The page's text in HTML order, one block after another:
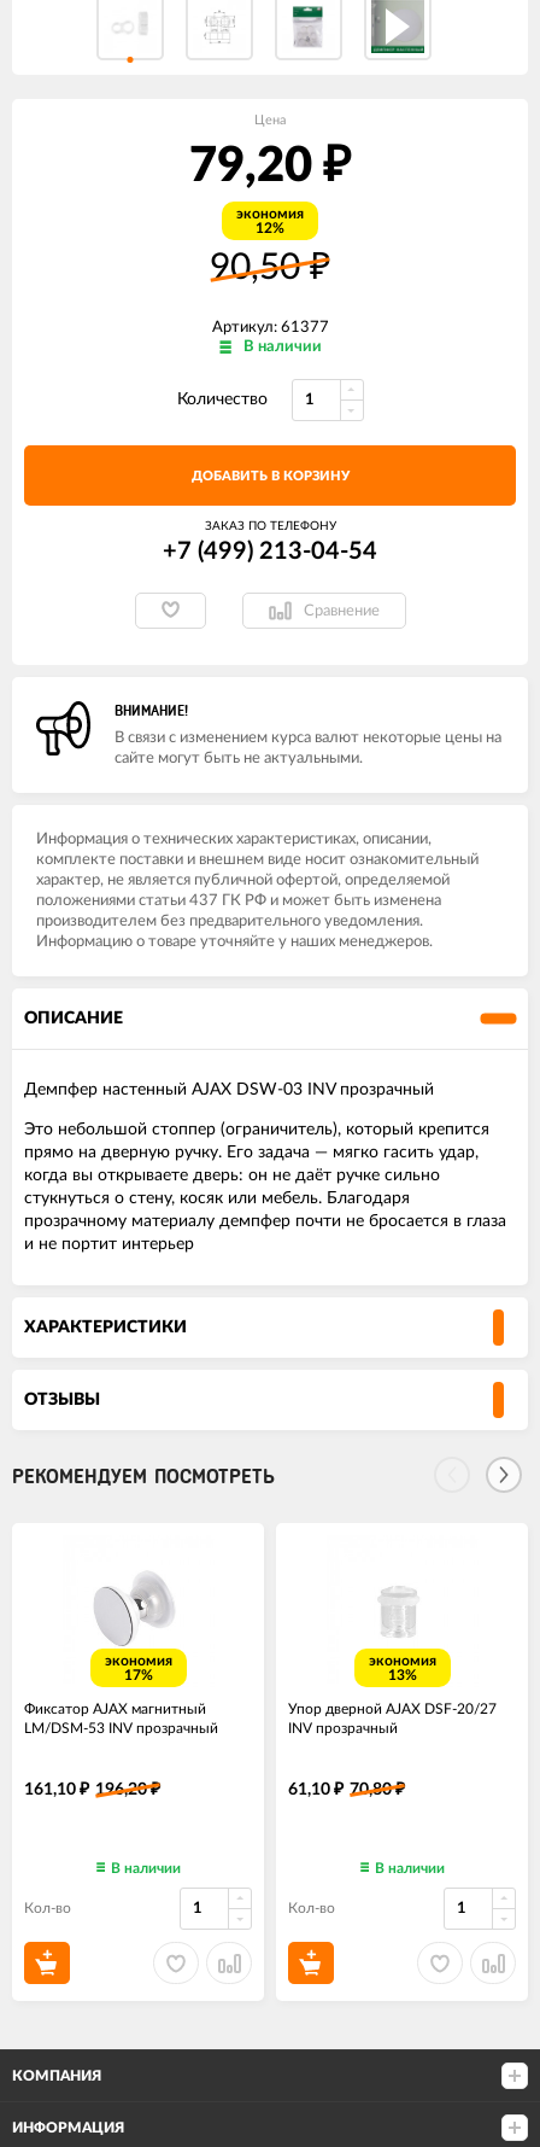
Цена
79,20 ₽
экономия
12%
90,50₽
Артикул: 61377
В наличии
Количество
ДОБАВИТЬ В КОРЗИНУ
ЗАКАЗ ПО ТЕЛЕФОНУ
+7 (499) 213-04-54​
Сравнение
ВНИМАНИЕ!
В связи с изменением курса валют некоторые цены на
сайте могут быть не актуальными.
Информация о технических характеристиках, описании,
комплекте поставки и внешнем виде носит ознакомительный
характер, не является публичной офертой, определяемой
положениями статьи 437 ГК РФ и может быть изменена
производителем без предварительного уведомления.
Информацию о товаре уточняйте у наших менеджеров.
ОПИСАНИЕ
Демпфер настенный AJAX DSW-03 INV прозрачный
Это небольшой стоппер (ограничитель), который крепится
прямо на дверную ручку. Его задача — мягко гасить удар,
когда вы открываете дверь: он не даёт ручке сильно
стукнуться о стену, косяк или мебель. Благодаря
прозрачному материалу демпфер почти не бросается в глаза
и не портит интерьер
ХАРАКТЕРИСТИКИ
ОТЗЫВЫ
РЕКОМЕНДУЕМ ПОСМОТРЕТЬ
экономия
17%
Фиксатор AJAX магнитный
LM/DSM-53 INV прозрачный
161,10 ₽ 196,20₽
В наличии
Кол-во
экономия
13%
Упор дверной AJAX DSF-20/27
INV прозрачный
61,10 ₽ 70,80₽
В наличии
Кол-во
КОМПАНИЯ
ИНФОРМАЦИЯ